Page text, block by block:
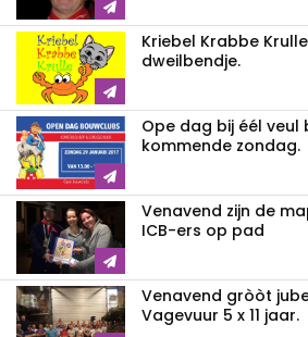
Kriebel Krabbe
dweilbendje.
Ope dag bij éél veul
kommende zondag.
Venavend zijn de
ICB-ers op pad
Venavend gròòt
Vagevuur 5 x 11 jaar.